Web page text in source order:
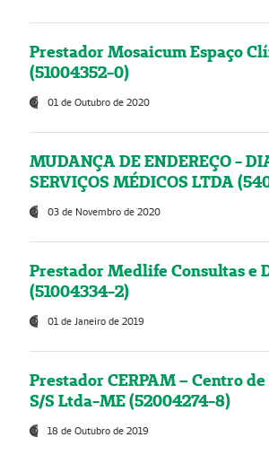
Prestador Mosaicum Espaço
(51004352-0)
01 de Outubro de 2020
MUDANÇA DE ENDEREÇO -
SERVIÇOS MÉDICOS LTDA
03 de Novembro de 2020
Prestador Medlife Consultas e
(51004334-2)
01 de Janeiro de 2019
Prestador CERPAM – Centro
S/S Ltda-ME (52004274-8)
18 de Outubro de 2019